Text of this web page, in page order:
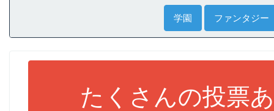
学園 ファンタジー
たくさんの投票